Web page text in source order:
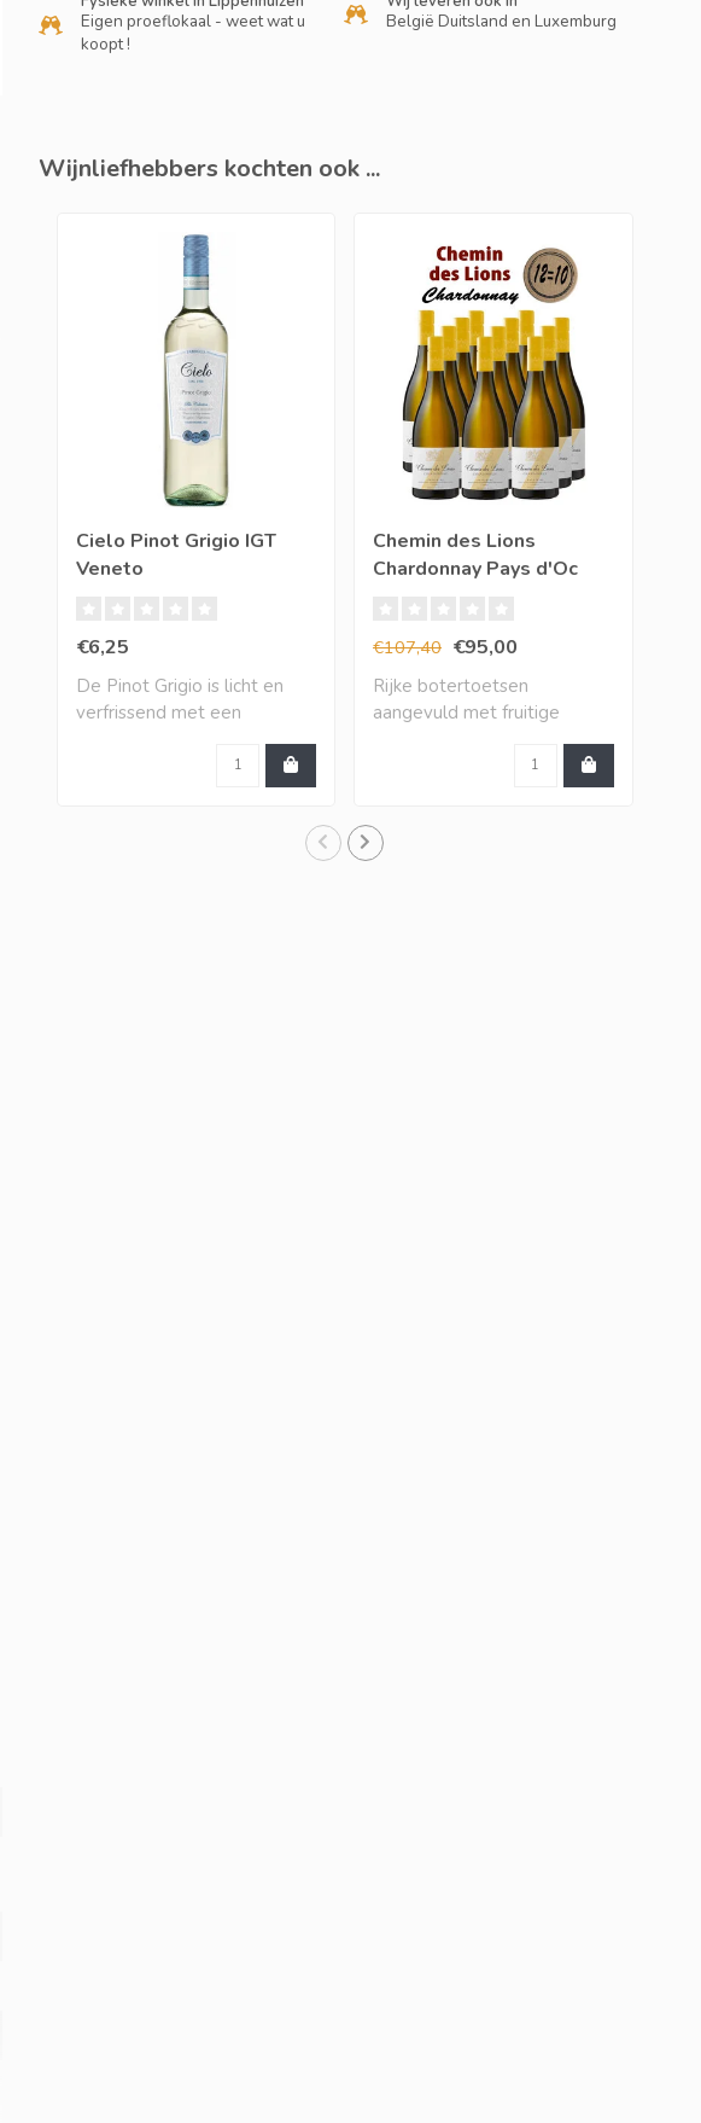
Eigen proeflokaal - weet wat u
koopt !
België Duitsland en Luxemburg
Wijnliefhebbers kochten ook ...
Cielo Pinot Grigio IGT
Veneto
€6,25
De Pinot Grigio is licht en
verfrissend met een
Chemin des Lions
Chardonnay Pays d'Oc
€107,40 €95,00
Rijke botertoetsen
aangevuld met fruitige